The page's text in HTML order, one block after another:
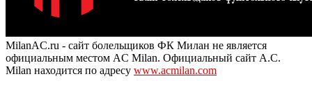
MilanAC.ru - сайт болельщиков ФК Милан не является
официальным местом AC Milan. Официальный сайт A.C.
Milan находится по адресу www.acmilan.com